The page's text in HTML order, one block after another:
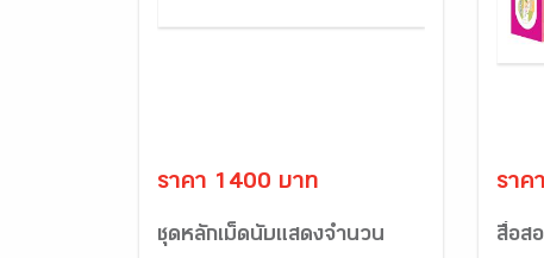
ราคา 1400 บาท
ชุดหลักเม็ดนับแสดงจำนวน
ราค
สื่อส